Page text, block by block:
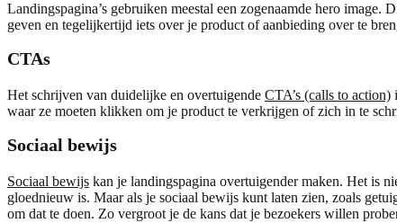
Landingspagina’s gebruiken meestal een zogenaamde hero
geven en tegelijkertijd iets over je product of aanbieding over te
CTAs
Het schrijven van duidelijke en overtuigende CTA’s (calls to action)
waar ze moeten klikken om je product te verkrijgen of zich in te
Sociaal bewijs
Sociaal bewijs kan je landingspagina overtuigender maken. Het is
gloednieuw is. Maar als je sociaal bewijs kunt laten zien, zoals
om dat te doen. Zo vergroot je de kans dat je bezoekers willen